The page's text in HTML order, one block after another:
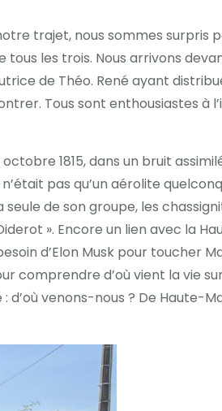
trajet, nous sommes surpris
tous les trois. Nous arrivons
de Théo. René ayant
Tous sont enthousiastes à
1815, dans un bruit
pas qu’un aérolite
de son groupe, les
». Encore un lien avec la
d’Elon Musk pour toucher
comprendre d’où vient la vie
venons-nous ? De Haute-